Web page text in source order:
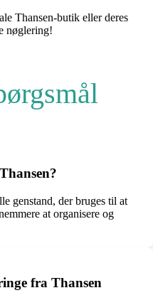
Thansen-butik eller deres
nøglering!
genstand, der bruges til at
at organisere og
fra Thansen